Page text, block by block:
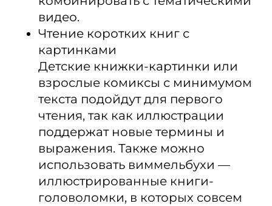
видео.
Чтение коротких книг с
картинками
​Детские книжки-картинки или
взрослые комиксы с минимумом
текста подойдут для первого
чтения, так как иллюстрации
поддержат новые термины и
выражения. Также можно
использовать виммельбухи —
иллюстрированные книги-
головоломки, в которых совсем